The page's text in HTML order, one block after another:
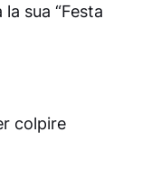
sua “Festa
colpire